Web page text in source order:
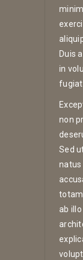
Duis
in
fugiat
non
Sed
natus
ab